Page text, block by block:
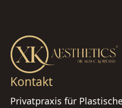
Kontakt
Privatpraxis für